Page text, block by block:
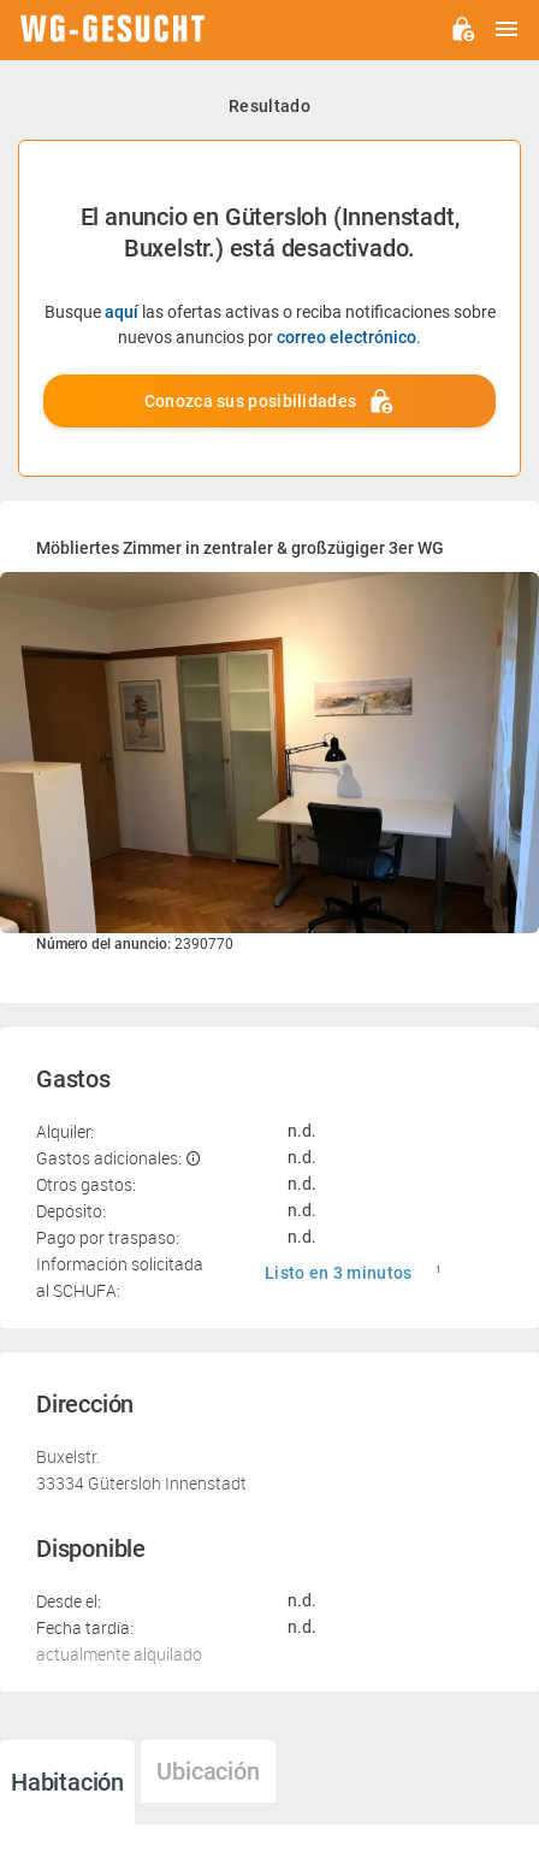
Resultado
El anuncio en Gütersloh (Innenstadt,
Buxelstr.) está desactivado.
Busqueaquílas ofertas activas o reciba notificaciones sobre
nuevos anuncios porcorreo electrónico.
Conozca sus posibilidades
Möbliertes Zimmer in zentraler & großzügiger 3er WG
Número del anuncio: 2390770
Gastos
Alquiler: n.d.
Gastos adicionales: n.d.
Otros gastos: n.d.
Depósito: n.d.
Pago por traspaso: n.d.
Información solicitada
al SCHUFA:
Listo en 3 minutos 1
Dirección
Buxelstr.
33334 Gütersloh Innenstadt
Disponible
Desde el: n.d.
Fecha tardía: n.d.
actualmente alquilado
Habitación Ubicación